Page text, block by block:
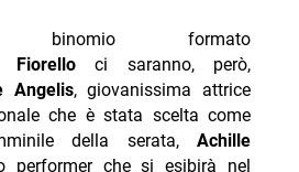
formato
Fiorelloci saranno, però,
Angelis, giovanissima attrice
che è stata scelta come
della serata,Achille
performer che si esibirà nel